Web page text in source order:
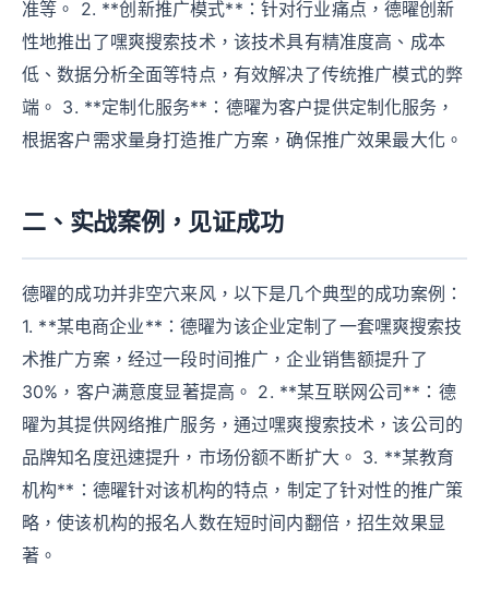
准等。 2. **创新推广模式**：针对行业痛点，德曜创新
性地推出了嘿爽搜索技术，该技术具有精准度高、成本
低、数据分析全面等特点，有效解决了传统推广模式的弊
端。 3. **定制化服务**：德曜为客户提供定制化服务，
根据客户需求量身打造推广方案，确保推广效果最大化。
二、实战案例，见证成功
德曜的成功并非空穴来风，以下是几个典型的成功案例：
1. **某电商企业**：德曜为该企业定制了一套嘿爽搜索技
术推广方案，经过一段时间推广，企业销售额提升了
30%，客户满意度显著提高。 2. **某互联网公司**：德
曜为其提供网络推广服务，通过嘿爽搜索技术，该公司的
品牌知名度迅速提升，市场份额不断扩大。 3. **某教育
机构**：德曜针对该机构的特点，制定了针对性的推广策
略，使该机构的报名人数在短时间内翻倍，招生效果显
著。